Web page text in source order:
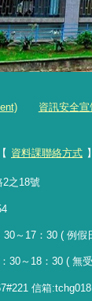
資訊安全宣
資料課聯絡方式
之18號
～17：30 ( 例假
30～ 18：30 ( 無
信箱: